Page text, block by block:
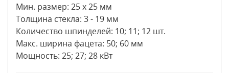
Мин. размер: 25 х 25 мм
Толщина стекла: 3 - 19 мм
Количество шпинделей: 10; 11; 12 шт.
Макс. ширина фацета: 50; 60 мм
Мощность: 25; 27; 28 кВт